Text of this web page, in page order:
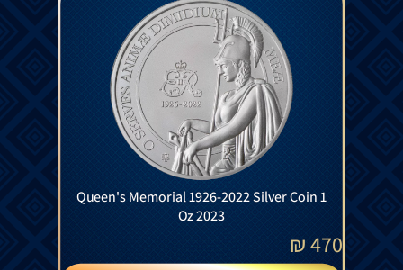
Queen's Memorial 1926-2022 Silver Coin 1
Oz 2023
470
₪